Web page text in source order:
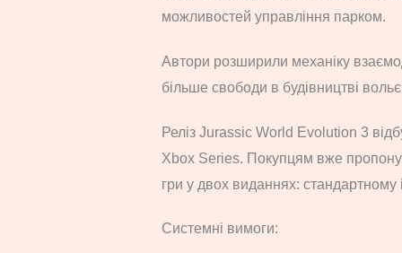
можливостей управління парком.
Автори розширили механіку
більше свободи в будівництві
Реліз Jurassic World Evolution 3
Xbox Series. Покупцям вже
гри у двох виданнях: стандартному
Системні вимоги: